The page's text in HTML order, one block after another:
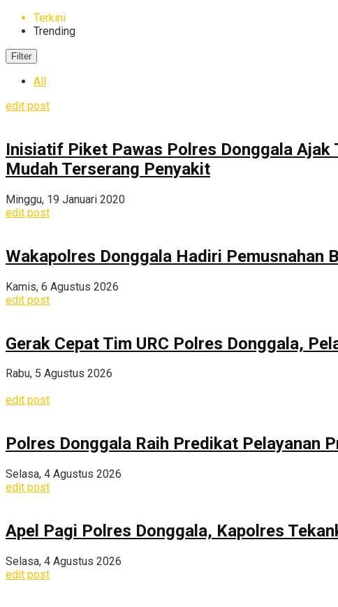
Terkini
Trending
Filter
All
edit post
Inisiatif Piket Pawas Polres Donggala Ajak
Mudah Terserang Penyakit
Minggu, 19 Januari 2020
edit post
Wakapolres Donggala Hadiri Pemusnahan
Kamis, 6 Agustus 2026
edit post
Gerak Cepat Tim URC Polres Donggala,
Rabu, 5 Agustus 2026
edit post
Polres Donggala Raih Predikat Pelayanan
Selasa, 4 Agustus 2026
edit post
Apel Pagi Polres Donggala, Kapolres
Selasa, 4 Agustus 2026
edit post